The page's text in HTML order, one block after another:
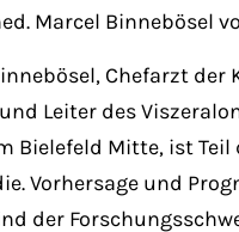
Marcel Binnebösel
Chefarzt
Leiter des
Bielefeld Mitte, ist Teil
Vorhersage und
der